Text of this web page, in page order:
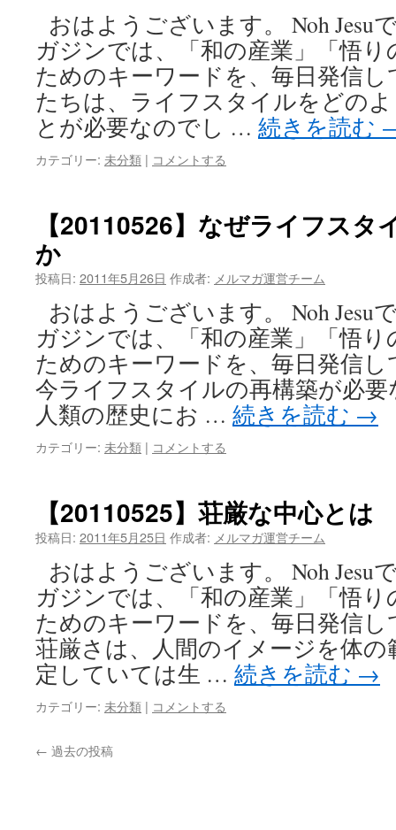
おはようございます。 Noh Jesu
ガジンでは、「和の産業」「悟
ためのキーワードを、毎日発信
たちは、ライフスタイルをどの
とが必要なのでし … 続きを読む
カテゴリー: 未分類 | コメントする
【20110526】なぜライフスタ
か
投稿日: 2011年5月26日 作成者: メルマガ運営チーム
おはようございます。 Noh Jesu
ガジンでは、「和の産業」「悟
ためのキーワードを、毎日発信
今ライフスタイルの再構築が必
人類の歴史にお … 続きを読む →
カテゴリー: 未分類 | コメントする
【20110525】荘厳な中心とは
投稿日: 2011年5月25日 作成者: メルマガ運営チーム
おはようございます。 Noh Jesu
ガジンでは、「和の産業」「悟
ためのキーワードを、毎日発信
荘厳さは、人間のイメージを体
定していては生 … 続きを読む →
カテゴリー: 未分類 | コメントする
← 過去の投稿